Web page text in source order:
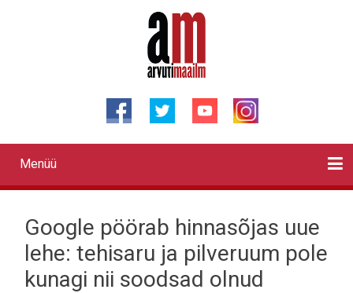
Primary
links
Menüü
Google pöörab hinnasõjas uue
lehe: tehisaru ja pilveruum pole
kunagi nii soodsad olnud